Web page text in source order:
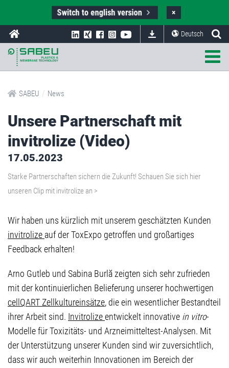
Switch to english version ×
Deutsch
SABEU / News
Unsere Partnerschaft mit
invitrolize (Video)
17.05.2023
Starke Partnerschaften sichern die Zukunft! Schauen Sie sich hier
unseren Clip mit invitrolize an >
Wir haben uns kürzlich mit unserem geschätzten Kunden
invitrolize auf der ToxExpo getroffen und großartiges
Feedback erhalten!
Arno Gutleb und Sabina Burlă zeigten sich sehr zufrieden
mit der kontinuierlichen Belieferung unserer hochwertigen
cellQART Zellkultureinsätze, die ein wesentlicher Bestandteil
ihrer Arbeit sind. Invitrolizeentwickelt innovative in vitro-
Modelle für Toxizitäts- und Arzneimitteltest-Analysen. Mit
der Unterstützung unserer Kunden sind wir zuversichtlich,
dass wir auch weiterhin Innovationen im Bereich der